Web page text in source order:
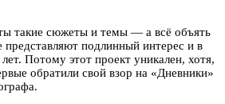
такие сюжеты и темы — а всё объять
подлинный интерес и в
Потому этот проект уникален, хотя,
обратили свой взор на «Дневники»